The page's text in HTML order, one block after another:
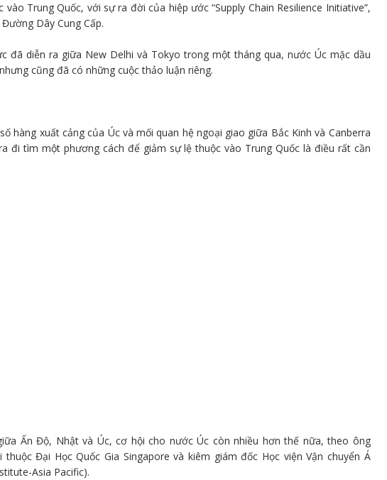
Trung Quốc, với sự ra đời của hiệp ước “Supply Chain Resilience Initiative”,
Dây Cung Cấp.
đã diễn ra giữa New Delhi và Tokyo trong một tháng qua, nước Úc mặc dầu
cũng đã có những cuộc thảo luận riêng.
hàng xuất cảng của Úc và mối quan hệ ngoại giao giữa Bắc Kinh và Canberra
đi tìm một phương cách để giảm sự lệ thuộc vào Trung Quốc là điều rất cần
Ấn Độ, Nhật và Úc, cơ hội cho nước Úc còn nhiều hơn thế nữa, theo ông
Đại Học Quốc Gia Singapore và kiêm giám đốc Học viện Vận chuyển Á
Asia Pacific).